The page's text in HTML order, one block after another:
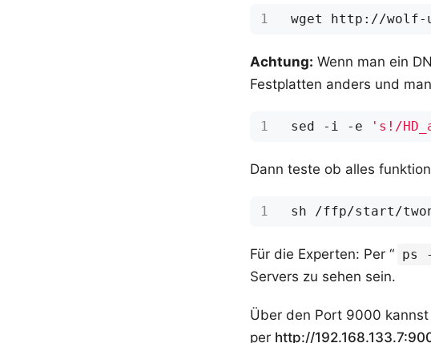
Achtung: Wenn man ein
Festplatten anders und
sed -i -e 's!/
Dann teste ob alles
Für die Experten: Per “ ps
Servers zu sehen sein.
Über den Port 9000
per http://